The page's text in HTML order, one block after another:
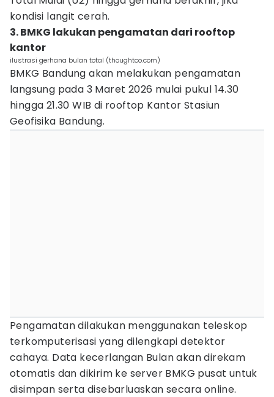
kondisi langit cerah.
3. BMKG lakukan pengamatan dari rooftop
kantor
ilustrasi gerhana bulan total (thoughtco.com)
BMKG Bandung akan melakukan pengamatan
langsung pada 3 Maret 2026 mulai pukul 14.30
hingga 21.30 WIB di rooftop Kantor Stasiun
Geofisika Bandung.
Pengamatan dilakukan menggunakan teleskop
terkomputerisasi yang dilengkapi detektor
cahaya. Data kecerlangan Bulan akan direkam
otomatis dan dikirim ke server BMKG pusat untuk
disimpan serta disebarluaskan secara online.